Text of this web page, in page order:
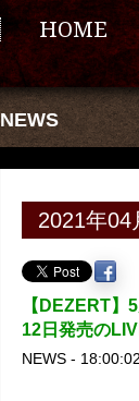
HOME
NEWS
2021年04
【DEZERT
12日発売の
NEWS - 18:00:02